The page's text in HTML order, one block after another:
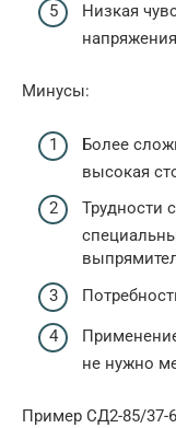
Низкая
Минусы:
Более
высокая
Трудности
не нужно
Пример СД2-85/37-